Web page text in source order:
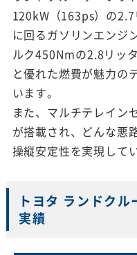
120kW（163ps）の
に回るガソリンエンジ
ルク450Nmの2.8リッ
と優れた燃費が魅力の
います。
また、マルチテレイン
が搭載され、どんな悪
操縦安定性を実現して
トヨタ ランドクル
実績